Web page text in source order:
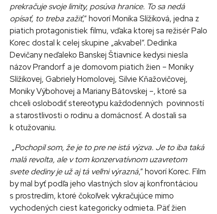
prekračuje svoje limity, posúva hranice. To sa nedá
opísať, to treba zažiť,“ hovorí Monika Slížiková, jedna z
piatich protagonistiek filmu, vďaka ktorej sa režisér Palo
Korec dostal k celej skupine „akvabel“. Dedinka
Devičany neďaleko Banskej Štiavnice kedysi niesla
názov Prandorf a je domovom piatich žien – Moniky
Slížikovej, Gabriely Homolovej, Silvie Kňažovičovej,
Moniky Výbohovej a Mariany Bátovskej –, ktoré sa
chceli oslobodiť stereotypu každodenných povinností
a starostlivosti o rodinu a domácnosť. A dostali sa
k otužovaniu.
„Pochopil som, že je to pre ne istá výzva. Je to iba taká
malá revolta, ale v tom konzervatívnom uzavretom
svete dediny je už aj tá veľmi výrazná,“ hovorí Korec. Film
by mal byť podľa jeho vlastných slov aj konfrontáciou
s prostredím, ktoré čokoľvek vykračujúce mimo
vychodených ciest kategoricky odmieta. Päť žien